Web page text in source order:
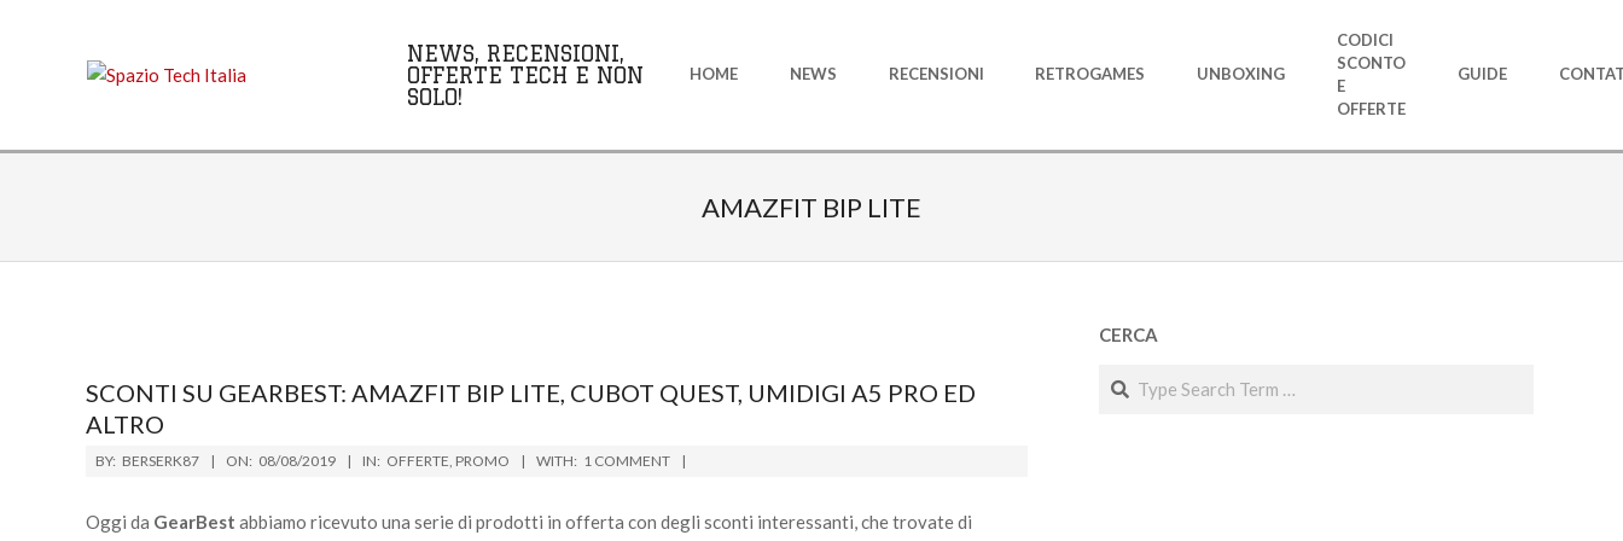
NEWS, RECENSIONI,
OFFERTE TECH E NON
SOLO!
Menu
HOME NEWS RECENSIONI RETROGAMES UNBOXING
CODICI
SCONTO
E
OFFERTE
GUIDE
AMAZFIT BIP LITE
SCONTI SU GEARBEST: AMAZFIT BIP LITE, CUBOT QUEST, UMIDIGI A5 PRO ED
ALTRO
2019-
08
BY: BERSERK87 ON: 08/08/2019 IN: OFFERTE, PROMO WITH: 1 COMMENT
Oggi da GearBest abbiamo ricevuto una serie di prodotti in offerta con degli sconti interessanti, che trovate di
CERCA
Search